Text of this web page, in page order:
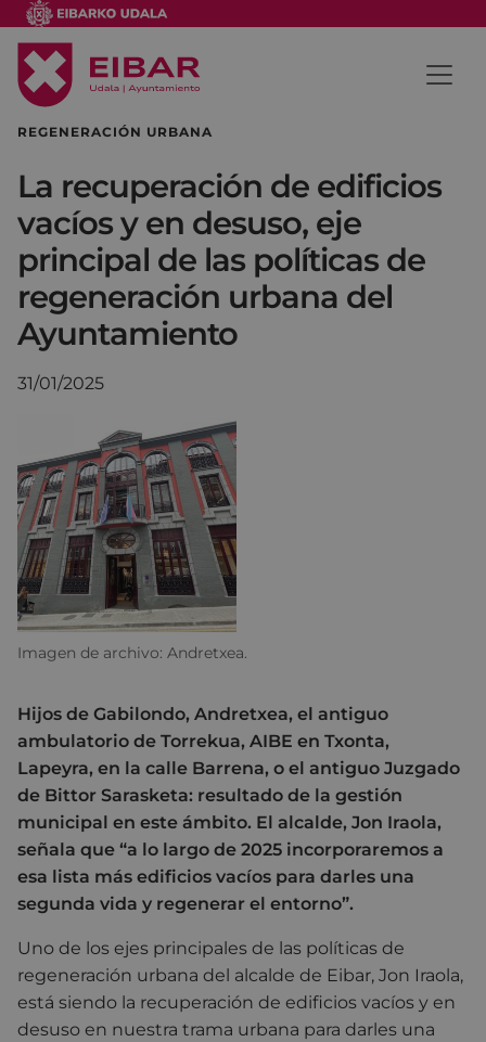
REGENERACIÓN URBANA
La recuperación de edificios
vacíos y en desuso, eje
principal de las políticas de
regeneración urbana del
Ayuntamiento
31/01/2025
Imagen de archivo: Andretxea.
Hijos de Gabilondo, Andretxea, el antiguo
ambulatorio de Torrekua, AIBE en Txonta,
Lapeyra, en la calle Barrena, o el antiguo Juzgado
de Bittor Sarasketa: resultado de la gestión
municipal en este ámbito. El alcalde, Jon Iraola,
señala que “a lo largo de 2025 incorporaremos a
esa lista más edificios vacíos para darles una
segunda vida y regenerar el entorno”.
Uno de los ejes principales de las políticas de
regeneración urbana del alcalde de Eibar, Jon Iraola,
está siendo la recuperación de edificios vacíos y en
desuso en nuestra trama urbana para darles una